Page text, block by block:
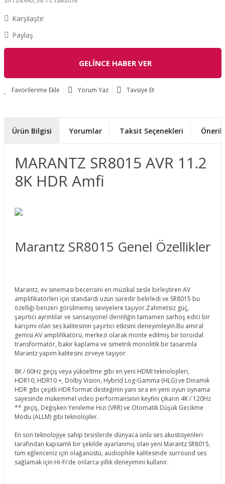
Karşılaştır
Paylaş
GELİNCE HABER VER
Yorum Yaz Tavsiye Et
Ürün Bilgisi Yorumlar Taksit Seçenekleri
MARANTZ SR8015 AVR 11.2
8K HDR Amfi
Marantz SR8015 Genel Özellikler
Marantz, ev sineması becerisini en müzikal sesle birleştiren AV
amplifikatörleri için standardı uzun süredir belirledi ve SR8015 bu
özelliği benzeri görülmemiş seviyelere taşıyor.Zahmetsiz güç,
şaşırtıcı ayrıntılar ve sansasyonel derinliğin tamamen sarhoş edici bir
karışımı olan ses kalitesinin şaşırtıcı etkisini deneyimleyin.Bu amiral
gemisi AV amplifikatörü, merkezi olarak monte edilmiş bir toroidal
transformatör, bakır kaplama ve simetrik monolitik bir tasarımla
Marantz yapım kalitesini zirveye taşıyor.
8K / 60Hz geçiş veya yükseltme gibi en yeni HDMI teknolojileri,
HDR10, HDR10 +, Dolby Vision, Hybrid Log-Gamma (HLG) ve Dinamik
HDR gibi çeşitli HDR format desteğinin yanı sıra en yeni oyun oynama
sayesinde mükemmel video performansının keyfini çıkarın 4K / 120Hz
** geçiş, Değişken Yenileme Hızı (VRR) ve Otomatik Düşük Gecikme
Modu (ALLM) gibi teknolojiler.
En son teknolojiye sahip tesislerde dünyaca ünlü ses akustisyenleri
tarafından kapsamlı bir şekilde ayarlanmış olan yeni Marantz SR8015,
tüm eğlenceniz için olağanüstü, audiophile kalitesinde surround ses
sağlamak için Hi-Fi'de onlarca yıllık deneyimini kullanır.